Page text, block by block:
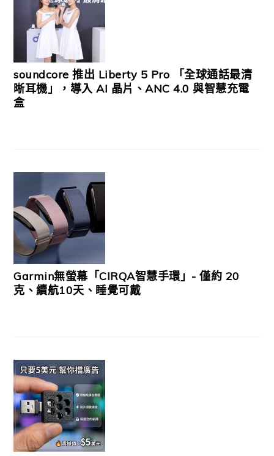
soundcore 推出 Liberty 5 Pro 「全球通話最清
晰耳機」，導入 AI 晶片、ANC 4.0 與智慧充電
盒
Garmin無螢幕「CIRQA智慧手環」- 僅約 20
克、續航10天、睡覺可戴